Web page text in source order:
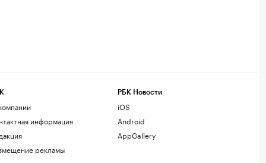
информация
рекламы
РБК Новости
iOS
Android
AppGallery